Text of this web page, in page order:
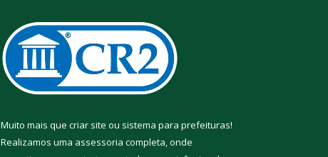
Muito mais que criar site ou sistema para prefeituras!
Realizamos uma assessoria completa, onde